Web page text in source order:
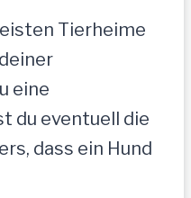
Tierheime
eine
du eventuell die
dass ein Hund